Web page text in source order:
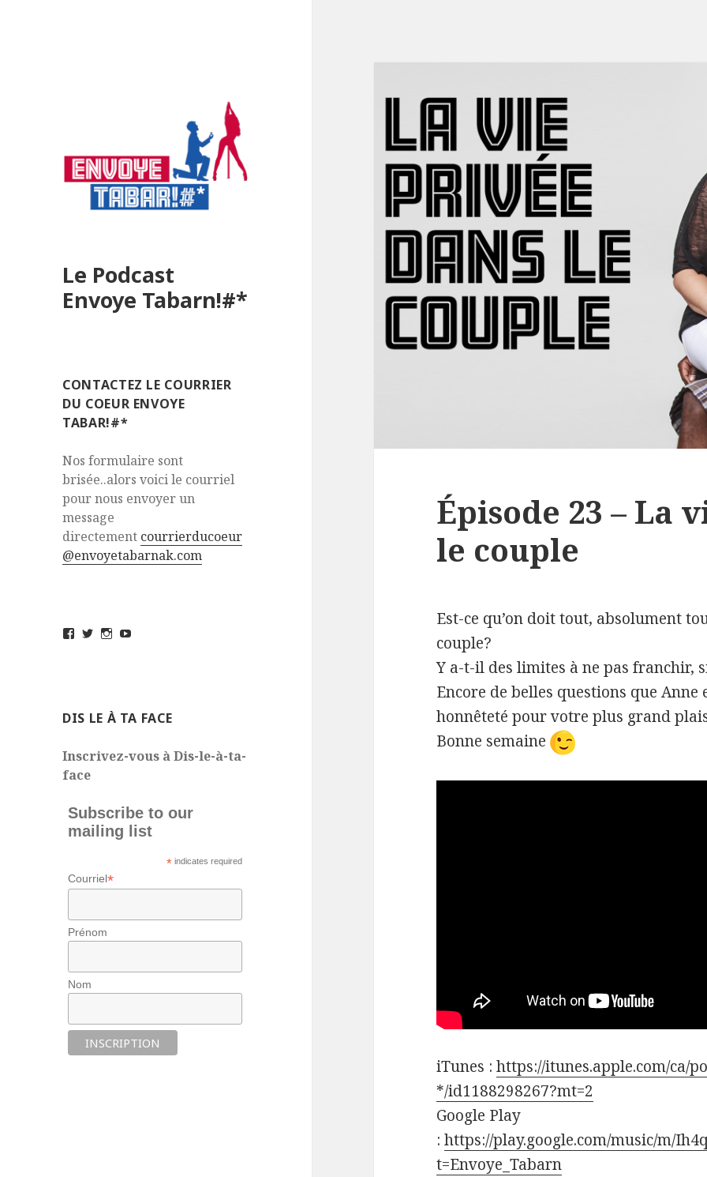
Le Podcast
Envoye Tabarn!#*
CONTACTEZ LE COURRIER
DU COEUR ENVOYE
TABAR!#*
Nos formulaire sont
brisée..alors voici le courriel
pour nous envoyer un
message
directement courrierducoeur
@envoyetabarnak.com
ViewViewView
DIS LE À TA FACE
Inscrivez-vous à Dis-le-à-ta-
face
Subscribe to our
mailing list
* indicates required
Courriel*
Prénom
Nom
Épisode 23 – La
le couple
Est-ce qu’on doit tout, absolument
couple?
Y a-t-il des limites à ne pas franchir,
Encore de belles questions que Anne
honnêteté pour votre plus grand
Bonne semaine
iTunes :https://itunes.apple.com/ca/
*/id1188298267?mt=2
Google Play
:https://play.google.com/music/m/
t=Envoye_Tabarn